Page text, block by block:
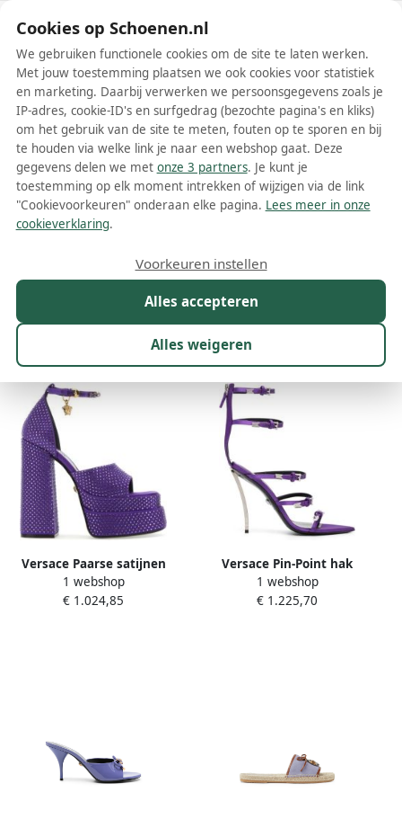
Schoenen.nl
Wis filters Alle filters
Paarse Versace damesschoenen
Meer lezen
Kleur 1
17 resultaten:
Versace Paarse satijnen
Medusa Aevitas sandalen
1 webshop
€ 1.024,85
Versace Pin-Point hak
sandalen Purple Dames
1 webshop
€ 1.225,70
Cookies op Schoenen.nl
We gebruiken functionele cookies om de site te laten werken.
Met jouw toestemming plaatsen we ook cookies voor statistiek
en marketing. Daarbij verwerken we persoonsgegevens zoals je
IP-adres, cookie-ID's en surfgedrag (bezochte pagina's en kliks)
om het gebruik van de site te meten, fouten op te sporen en bij
te houden via welke link je naar een webshop gaat. Deze
gegevens delen we met onze 3 partners. Je kunt je
toestemming op elk moment intrekken of wijzigen via de link
"Cookievoorkeuren" onderaan elke pagina. Lees meer in onze
cookieverklaring.
Alles accepteren
Alles weigeren
Voorkeuren instellen